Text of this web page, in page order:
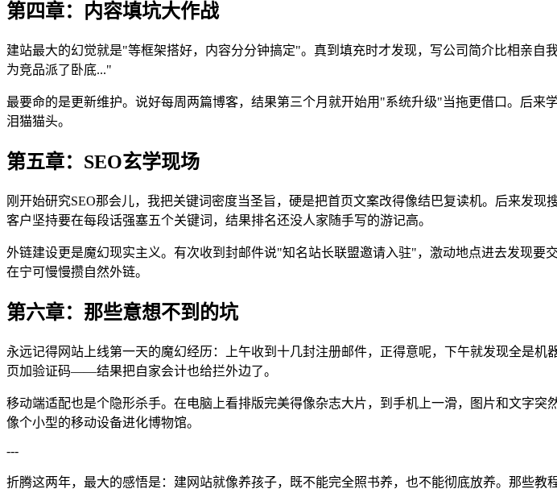
第四章：内容填坑大作战
建站最大的幻觉就是"等框架搭好，内容分分钟搞定"。真到填充时才发现，写公司简介比相亲
为竞品派了卧底..."
最要命的是更新维护。说好每周两篇博客，结果第三个月就开始用"系统升级"当拖更借口。后
泪猫猫头。
第五章：SEO玄学现场
刚开始研究SEO那会儿，我把关键词密度当圣旨，硬是把首页文案改得像结巴复读机。后来发
客户坚持要在每段话强塞五个关键词，结果排名还没人家随手写的游记高。
外链建设更是魔幻现实主义。有次收到封邮件说"知名站长联盟邀请入驻"，激动地点进去发现
在宁可慢慢攒自然外链。
第六章：那些意想不到的坑
永远记得网站上线第一天的魔幻经历：上午收到十几封注册邮件，正得意呢，下午就发现全是
页加验证码——结果把自家会计也给拦外边了。
移动端适配也是个隐形杀手。在电脑上看排版完美得像杂志大片，到手机上一滑，图片和文字
像个小型的移动设备进化博物馆。
---
折腾这两年，最大的感悟是：建网站就像养孩子，既不能完全照书养，也不能彻底放养。那些